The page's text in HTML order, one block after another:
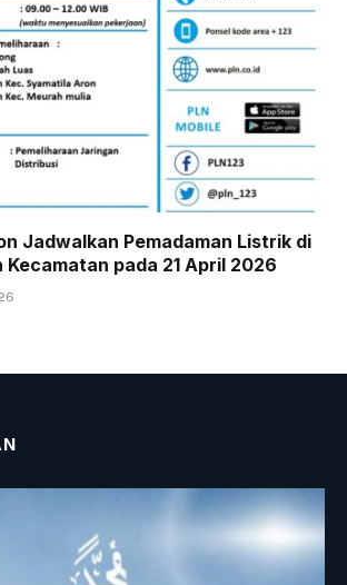
Jadwalkan Pemadaman Listrik di
Kecamatan pada 21 April 2026